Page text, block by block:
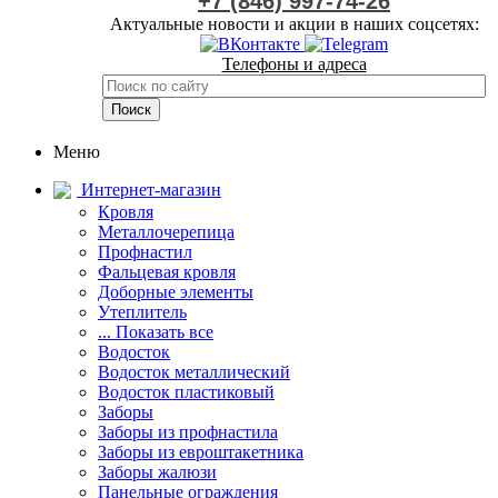
Актуальные новости и акции в наших соцсетях:
Телефоны и адреса
Меню
Интернет-магазин
Кровля
Металлочерепица
Профнастил
Фальцевая кровля
Доборные элементы
Утеплитель
... Показать все
Водосток
Водосток металлический
Водосток пластиковый
Заборы
Заборы из профнастила
Заборы из евроштакетника
Заборы жалюзи
Панельные ограждения